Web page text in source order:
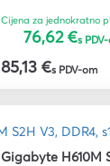
Cijena za jednokratno
76,62 €s
85,13 €s PDV-om
Gigabyte H610M